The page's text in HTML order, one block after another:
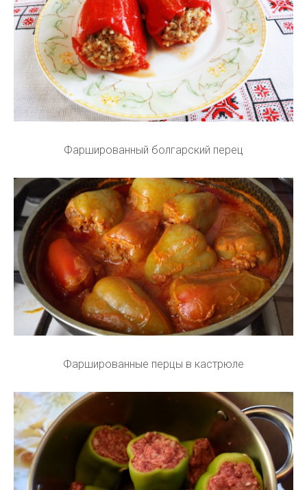
Фаршированный болгарский перец
Фаршированные перцы в кастрюле